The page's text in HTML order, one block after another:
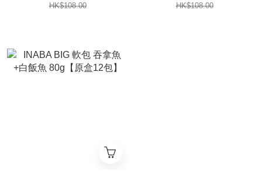
HK$108.00 HK$108.00